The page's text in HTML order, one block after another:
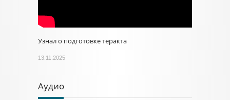
Узнал о подготовке теракта
13.11.2025
Аудио